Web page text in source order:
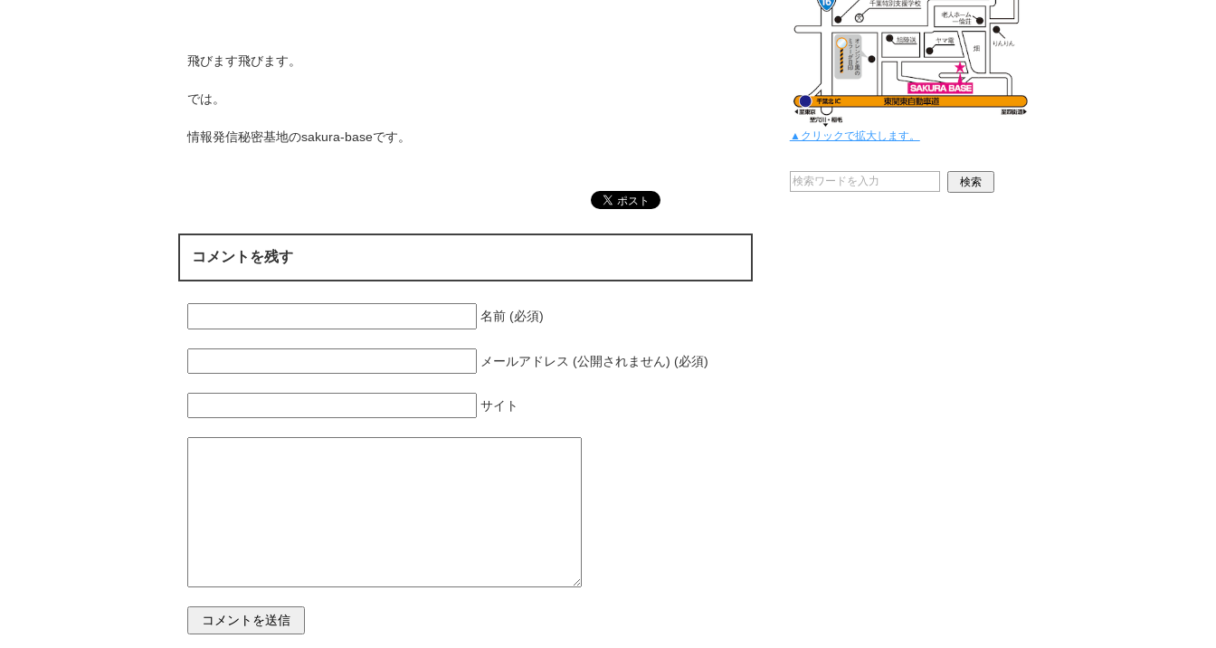
飛びます飛びます。
では。
情報発信秘密基地のsakura-baseです。
コメントを残す
名前 (必須)
メールアドレス (公開されません) (必須)
サイト
▲クリックで拡大します。